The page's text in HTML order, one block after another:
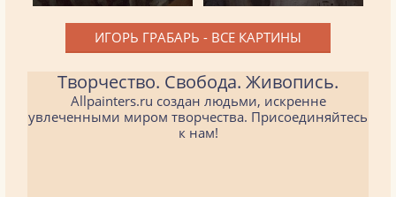
ИГОРЬ ГРАБАРЬ - ВСЕ КАРТИНЫ
Творчество. Свобода. Живопись.
Allpainters.ru создан людьми, искренне
увлеченными миром творчества. Присоединяйтесь
к нам!